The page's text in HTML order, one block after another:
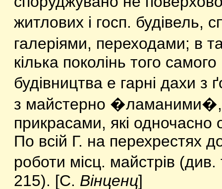
житлових і госп. будівель,
галеріями, переходами; в
кілька поколінь того
будівництва е гарні дахи
з майстерно �ламаними�,
прикрасами, які одночасно
По всій Г. на перехрестях
роботи місц. майстрів
215). [С. Вінценц]